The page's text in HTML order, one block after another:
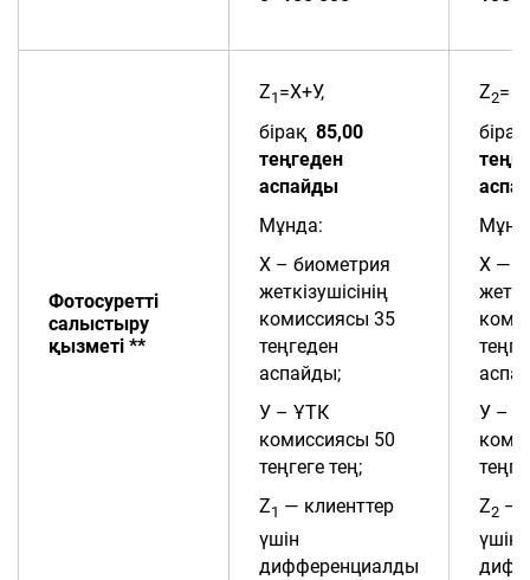
Фотосуретті
салыстыру
қызметі **
Z1 =Х+У,
бірақ 85,00
теңгеден
аспайды
Мұнда:
Х – биометрия
жеткізушісінің
комиссиясы 35
теңгеден
аспайды;
У – ҰТК
комиссиясы 50
теңгеге тең;
Z1 — клиенттер
үшін
дифференциалды
Z2=
бірақ
теңге
Х —
У –
Z2 —
үшін